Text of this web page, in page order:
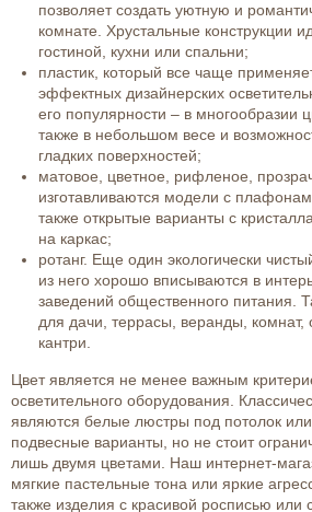
позволяет создать уютную и
комнате. Хрустальные конструкции
гостиной, кухни или спальни;
пластик, который все чаще
эффектных дизайнерских
его популярности – в многообразии
также в небольшом весе и
гладких поверхностей;
матовое, цветное, рифленое,
изготавливаются модели с
также открытые варианты с
на каркас;
ротанг. Еще один экологически
из него хорошо вписываются в
заведений общественного питания.
для дачи, террасы, веранды,
кантри.
Цвет является не менее важным
осветительного оборудования.
являются белые люстры под потолок
подвесные варианты, но не стоит
лишь двумя цветами. Наш интернет-
мягкие пастельные тона или яркие
также изделия с красивой росписью или